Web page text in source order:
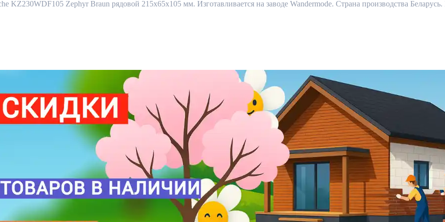
KZ230WDF105 Zephyr Braun рядовой 215x65x105 мм. Изготавливается на заводе Wandermode. Страна производства Беларусь.